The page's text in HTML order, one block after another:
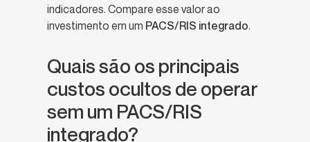
indicadores. Compare esse valor ao
investimento em um PACS/RIS integrado.
Quais são os principais
custos ocultos de operar
sem um PACS/RIS
integrado?